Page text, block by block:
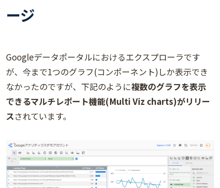
ージ
Googleデータポータルにおけるエクスプローラです
が、今まで1つのグラフ(コンポーネント)しか表示でき
なかったのですが、下記のように複数のグラフを表示
できるマルチレポート機能(Multi Viz charts)がリリー
スされています。